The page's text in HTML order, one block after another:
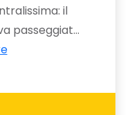
il
passeggiata
Colonna e